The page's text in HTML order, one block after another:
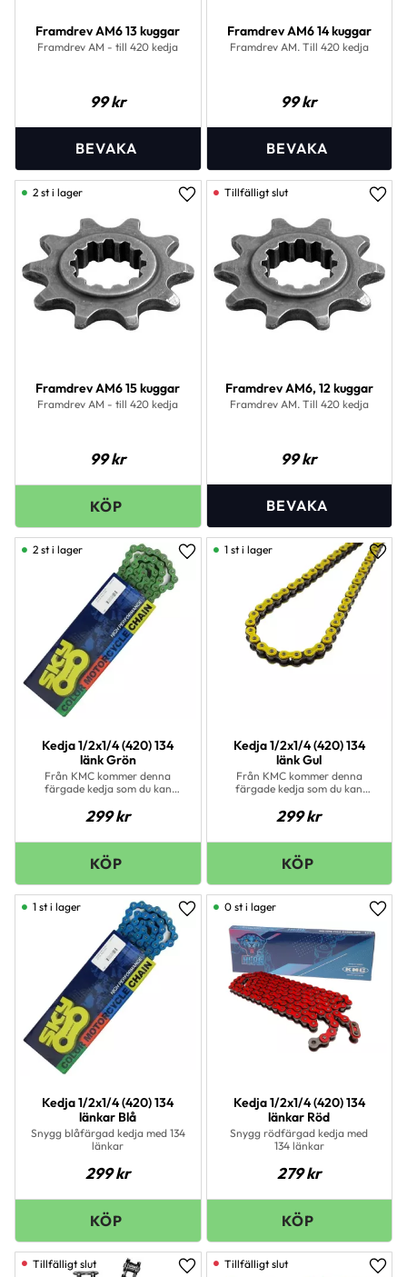
Framdrev AM6 13 kuggar
Framdrev AM - till 420 kedja
99kr
Framdrev AM6 14 kuggar
Framdrev AM. Till 420 kedja
99kr
Framdrev AM6 15 kuggar
Framdrev AM - till 420 kedja
99kr
Lägg till i favoriter
2 st i lager
Framdrev AM6, 12 kuggar
Framdrev AM. Till 420 kedja
99kr
Kedja 1/2x1/4 (420) 134
länk Grön
Från KMC kommer denna
färgade kedja som du kan
din hoj mer unik. Modell: 420
Antal länkar: 134 Färg: Grön
Kedjelås medföljer
299kr
Lägg till i favoriter
2 st i lager
Kedja 1/2x1/4 (420) 134
länk Gul
Från KMC kommer denna
färgade kedja som du kan
din hoj mer unik. Modell: 420
Antal länkar: 134 Färg: Gul
Kedjelås medföljer
299kr
1 st i lager
Kedja 1/2x1/4 (420) 134
länkar Blå
Snygg blåfärgad kedja med 134
länkar
299kr
Lägg till i favoriter
1 st i lager
Kedja 1/2x1/4 (420) 134
länkar Röd
Snygg rödfärgad kedja med
134 länkar
279kr
0 st i lager